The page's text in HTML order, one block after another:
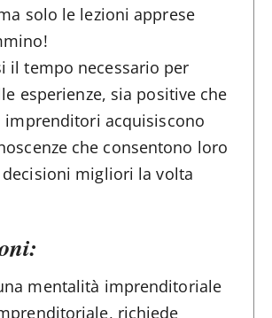
solo le lezioni apprese
il tempo necessario per
esperienze, sia positive che
imprenditori acquisiscono
che consentono loro
migliori la volta
mentalità imprenditoriale
richiede